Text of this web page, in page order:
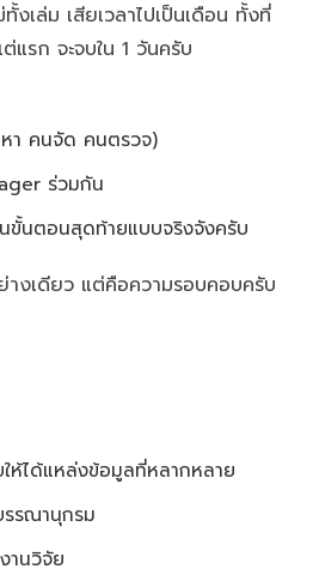
งเล่ม เสียเวลาไปเป็นเดือน ทั้งที่
แรก จะจบใน 1 วันครับ
า คนจัด คนตรวจ)
ร่วมกัน
ขั้นตอนสุดท้ายแบบจริงจังครับ
างเดียว แต่คือความรอบคอบครับ
ห้ได้แหล่งข้อมูลที่หลากหลาย
รณานุกรม
านวิจัย